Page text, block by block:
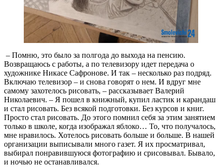
– Помню, это было за полгода до выхода на пенсию.
Возвращаюсь с работы, а по телевизору идет передача о
художнике Никасе Сафронове. И так – несколько раз подряд.
Включаю телевизор – и снова говорят о нем. И вдруг мне
самому захотелось рисовать, – рассказывает Валерий
Николаевич. – Я пошел в книжный, купил ластик и карандаш
и стал рисовать. Без всякой подготовки. Без курсов и книг.
Просто стал рисовать. До этого помнил себя за этим занятием
только в школе, когда изображал яблоко… То, что получалось,
мне нравилось. Хотелось рисовать больше и больше. В нашей
организации выписывали много газет. Я их просматривал,
выбирал понравившуюся фотографию и срисовывал. Бывало,
и ночью не останавливался.